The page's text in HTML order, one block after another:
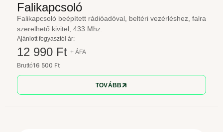
Falikapcsoló
Falikapcsoló beépített rádióadóval, beltéri vezérléshez, falra
szerelhető kivitel, 433 Mhz.
Ajánlott fogyasztói ár:
12 990 Ft + ÁFA
Bruttó16 500 Ft
TOVÁBB